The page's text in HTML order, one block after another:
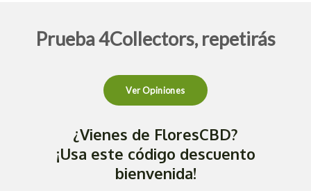
Prueba 4Collectors, repetirás
Ver Opiniones
¿Vienes de FloresCBD?
¡Usa este código descuento
bienvenida!